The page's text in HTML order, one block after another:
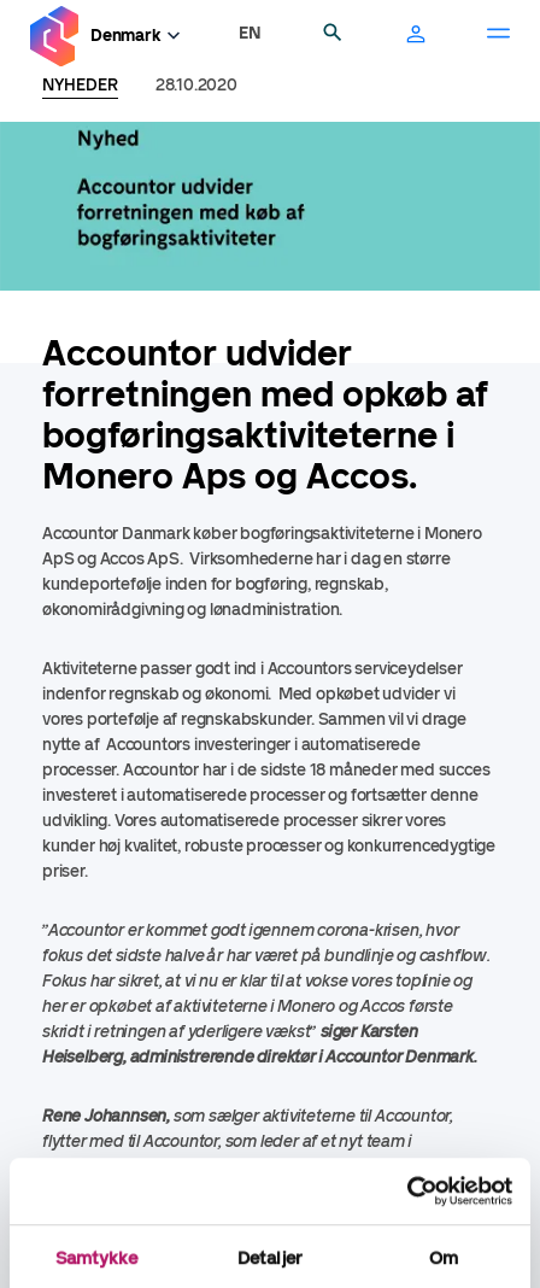
Samtykke Detaljer Om
hovedindhold
Denmark EN
NYHEDER 28.10.2020
Accountor udvider
forretningen med opkøb af
bogføringsaktiviteterne i
Monero Aps og Accos.
Accountor Danmark køber bogføringsaktiviteterne i Monero
ApS og Accos ApS. Virksomhederne har i dag en større
kundeportefølje inden for bogføring, regnskab,
økonomirådgivning og lønadministration.
Aktiviteterne passer godt ind i Accountors serviceydelser
indenfor regnskab og økonomi. Med opkøbet udvider vi
vores portefølje af regnskabskunder. Sammen vil vi drage
nytte af Accountors investeringer i automatiserede
processer. Accountor har i de sidste 18 måneder med succes
investeret i automatiserede processer og fortsætter denne
udvikling. Vores automatiserede processer sikrer vores
kunder høj kvalitet, robuste processer og konkurrencedygtige
priser.
”Accountor er kommet godt igennem corona-krisen, hvor
fokus det sidste halve år har været på bundlinje og cashflow.
Fokus har sikret, at vi nu er klar til at vokse vores toplinie og
her er opkøbet af aktiviteterne i Monero og Accos første
skridt i retningen af yderligere vækst”siger Karsten
Heiselberg, administrerende direktør i Accountor Denmark.
Rene Johannsen,som sælger aktiviteterne til Accountor,
flytter med til Accountor, som leder af et nyt team i
leder af det nye team vil Rene sørge for, at Monero’s og Accos